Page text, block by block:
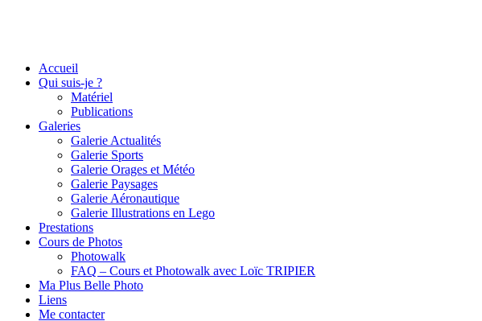
Accueil
Qui suis-je ?
Matériel
Publications
Galeries
Galerie Actualités
Galerie Sports
Galerie Orages et Météo
Galerie Paysages
Galerie Aéronautique
Galerie Illustrations en Lego
Prestations
Cours de Photos
Photowalk
FAQ – Cours et Photowalk avec Loïc TRIPIER
Ma Plus Belle Photo
Liens
Me contacter